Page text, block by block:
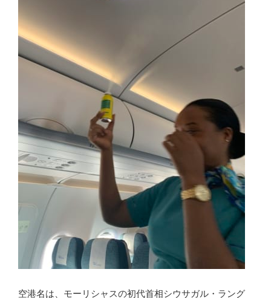
空港名は、モーリシャスの初代首相シウサガル・ラング